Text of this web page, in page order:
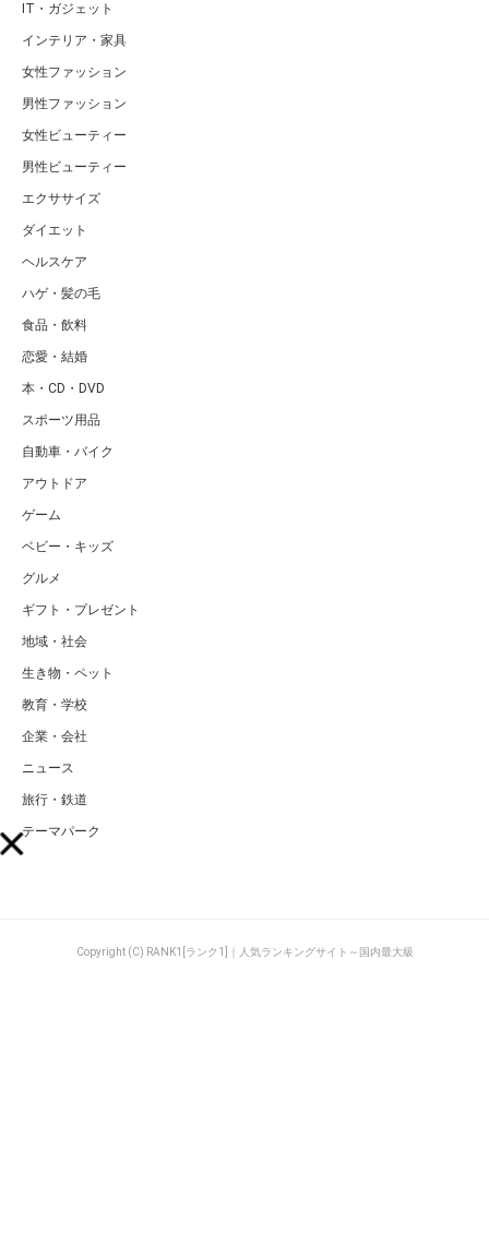
IT・ガジェット
インテリア・家具
女性ファッション
男性ファッション
女性ビューティー
男性ビューティー
エクササイズ
ダイエット
ヘルスケア
ハゲ・髪の毛
食品・飲料
恋愛・結婚
本・CD・DVD
スポーツ用品
自動車・バイク
アウトドア
ゲーム
ベビー・キッズ
グルメ
ギフト・プレゼント
地域・社会
生き物・ペット
教育・学校
企業・会社
ニュース
旅行・鉄道
テーマパーク
Copyright (C) RANK1[ランク1]｜人気ランキングサイト～国内最大級